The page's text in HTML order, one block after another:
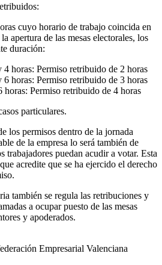
cuyo horario de trabajo coincida en
apertura de las mesas electorales, los
duración:
horas: Permiso retribuido de 2 horas
horas: Permiso retribuido de 3 horas
horas: Permiso retribuido de 4 horas
particulares.
los permisos dentro de la jornada
de la empresa lo será también de
trabajadores puedan acudir a votar. Esta
acredite que se ha ejercido el derecho
también se regula las retribuciones y
a ocupar puesto de las mesas
y apoderados.
Empresarial Valenciana